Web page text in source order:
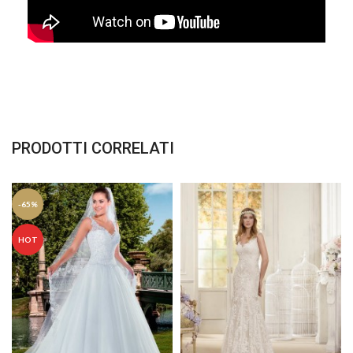
PRODOTTI CORRELATI
-65%
HOT